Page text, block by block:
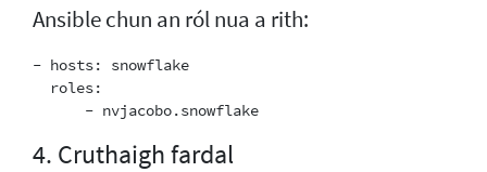
Ansible chun an ról nua a rith:
- hosts: snowflake
  roles:
4. Cruthaigh fardal